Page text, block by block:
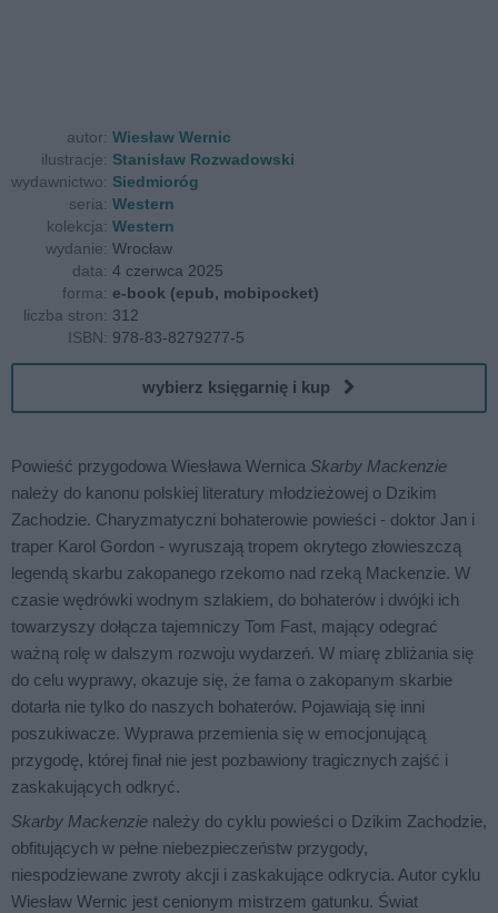
autor: Wiesław Wernic
ilustracje: Stanisław Rozwadowski
wydawnictwo: Siedmioróg
seria: Western
kolekcja: Western
wydanie: Wrocław
data: 4 czerwca 2025
forma: e-book (epub, mobipocket)
liczba stron: 312
ISBN: 978-83-8279277-5
wybierz księgarnię i kup
Powieść przygodowa Wiesława Wernica Skarby Mackenzie
należy do kanonu polskiej literatury młodzieżowej o Dzikim
Zachodzie. Charyzmatyczni bohaterowie powieści - doktor Jan i
traper Karol Gordon - wyruszają tropem okrytego złowieszczą
legendą skarbu zakopanego rzekomo nad rzeką Mackenzie. W
czasie wędrówki wodnym szlakiem, do bohaterów i dwójki ich
towarzyszy dołącza tajemniczy Tom Fast, mający odegrać
ważną rolę w dalszym rozwoju wydarzeń. W miarę zbliżania się
do celu wyprawy, okazuje się, że fama o zakopanym skarbie
dotarła nie tylko do naszych bohaterów. Pojawiają się inni
poszukiwacze. Wyprawa przemienia się w emocjonującą
przygodę, której finał nie jest pozbawiony tragicznych zajść i
zaskakujących odkryć.
Skarby Mackenzie należy do cyklu powieści o Dzikim Zachodzie,
obfitujących w pełne niebezpieczeństw przygody,
niespodziewane zwroty akcji i zaskakujące odkrycia. Autor cyklu
Wiesław Wernic jest cenionym mistrzem gatunku. Świat